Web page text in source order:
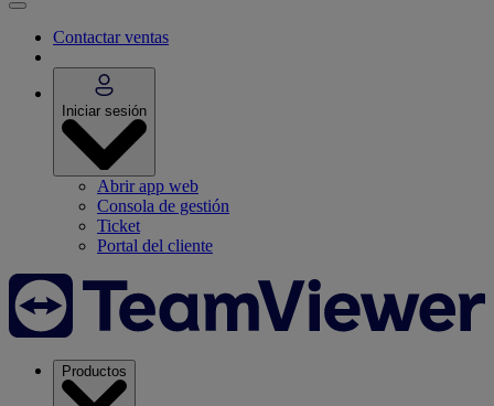
Contactar ventas
Iniciar sesión
Abrir app web
Consola de gestión
Ticket
Portal del cliente
Productos